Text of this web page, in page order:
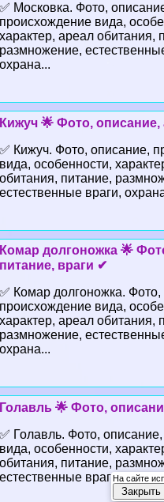
✅ Московка. Фото,
происхождение вида,
хаpaктер, ареал обитания,
размножение,
охрана...
Кижуч 🌟 Фото, описание,
✅ Кижуч. Фото, описание,
вида, особенности,
обитания, питание,
естественные враги,
Комар долгоножка 🌟
питание, враги ✔
✅ Комар долгоножка. Фото,
происхождение вида,
хаpaктер, ареал обитания,
размножение,
охрана...
Голавль 🌟 Фото,
✅ Голавль. Фото,
вида, особенности,
обитания, питание,
естественные враги,На сайте